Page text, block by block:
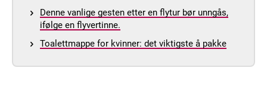
Denne vanlige gesten etter en flytur bør unngås,
ifølge en flyvertinne.
Toalettmappe for kvinner: det viktigste å pakke